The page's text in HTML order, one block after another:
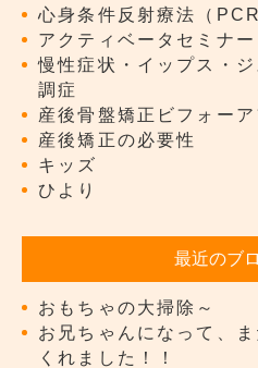
心身条件反射療法（
アクティベータセミナー
慢性症状・イップス・
調症
産後骨盤矯正ビフォーア
産後矯正の必要性
キッズ
ひより
最近のブ
おもちゃの大掃除～
お兄ちゃんになって、
くれました！！